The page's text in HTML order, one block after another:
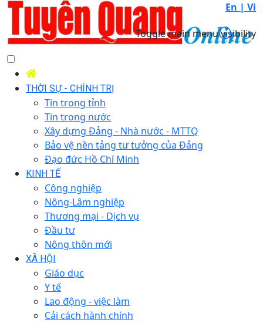
En | Vi
Toggle main menu visibility
THỜI SỰ - CHÍNH TRỊ
Tin trong tỉnh
Tin trong nước
Xây dựng Đảng - Nhà nước - MTTQ
Bảo vệ nền tảng tư tưởng của Đảng
Đạo đức Hồ Chí Minh
KINH TẾ
Công nghiệp
Nông-Lâm nghiệp
Thương mại - Dịch vụ
Đầu tư
Nông thôn mới
XÃ HỘI
Giáo dục
Y tế
Lao động - việc làm
Cải cách hành chính